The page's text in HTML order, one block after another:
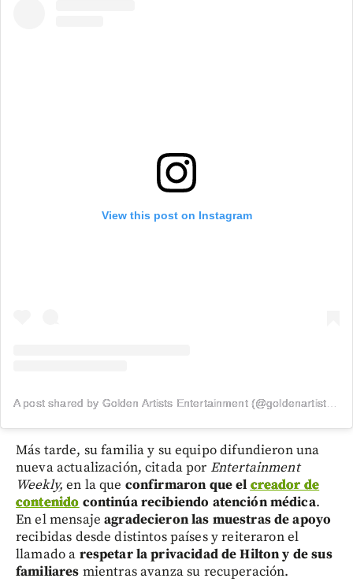
View this post on Instagram
Más tarde, su familia y su equipo difundieron una
nueva actualización, citada por Entertainment
Weekly, en la que confirmaron que el creador de
contenido continúa recibiendo atención médica.
En el mensajeagradecieron las muestras de apoyo
recibidas desde distintos países y reiteraron el
llamado a respetar la privacidad de Hilton y de sus
familiares mientras avanza su recuperación.